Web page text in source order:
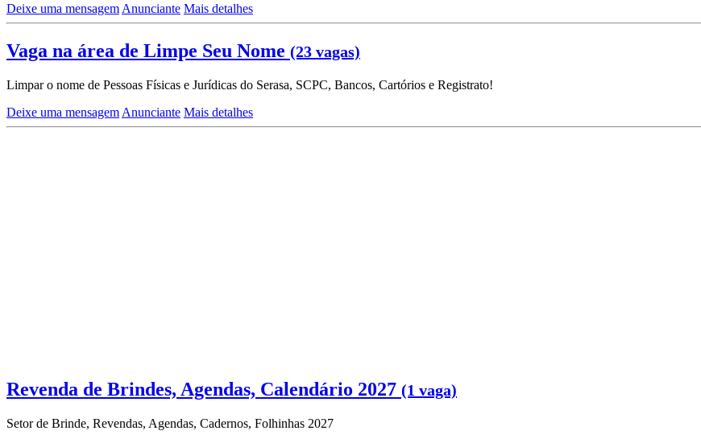
Deixe uma mensagem Anunciante Mais detalhes
Vaga na área de Limpe Seu Nome (23 vagas)
Limpar o nome de Pessoas Físicas e Jurídicas do Serasa, SCPC, Bancos, Cartórios e Registrato!
Deixe uma mensagem Anunciante Mais detalhes
Revenda de Brindes, Agendas, Calendário 2027 (1 vaga)
Setor de Brinde, Revendas, Agendas, Cadernos, Folhinhas 2027